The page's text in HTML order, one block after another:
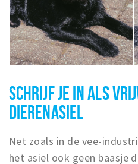
SCHRIJF JE IN ALS
DIERENASIEL
Net zoals in de vee-
het asiel ook geen baasje